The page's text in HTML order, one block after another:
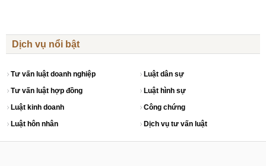
Dịch vụ nổi bật
Tư vấn luật doanh nghiệp
Tư vấn luật hợp đồng
Luật dân sự
Luật hình sự
Luật kinh doanh
Luật hôn nhân
Công chứng
Dịch vụ tư vấn luật